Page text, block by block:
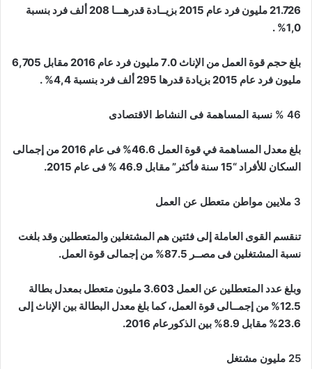
21.726 مليون فرد عام 2015 بزيــادة قدرهـــا 208 ألف فرد بنسبة
1,0% .
بلغ حجم قوة العمل من الإناث 7.0 مليون فرد عام 2016 مقابل 6,705
مليون فرد عام 2015 بزيادة قدرها 295 ألف فرد بنسبة 4,4% .
46 % نسبة المساهمة فى النشاط الاقتصادى
بلغ معدل المساهمة في قوة العمل 46.6% فى عام 2016 من إجمالى
السكان للأفراد “15 سنة فأكثر” مقابل 46.9 % فى عام 2015.
3 ملايين مواطن متعطل عن العمل
تنقسم القوى العاملة إلى فئتين هم المشتغلين والمتعطلين وقد بلغت
نسبة المشتغلين فى مصــر 87.5% من إجمالى قوة العمل.
وبلغ عدد المتعطلين عن العمل 3.603 مليون متعطل بمعدل بطالة
12.5% من إجمــالى قوة العمل، كما بلغ معدل البطالة بين الإناث إلى
23.6% مقابل 8.9% بين الذكورعام 2016.
25 مليون مشتغل